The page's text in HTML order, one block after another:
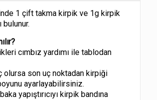
1 çift takma kirpik ve 1g kirpik
bulunur.
cımbız yardımı ile tablodan
olursa son uç noktadan kirpiği
ayarlayabilirsiniz.
yapıştırıcıyı kirpik bandına